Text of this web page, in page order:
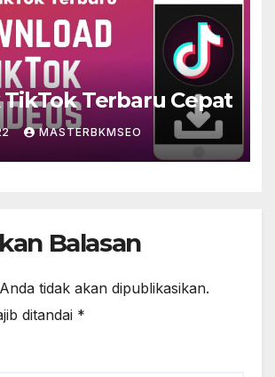
Terbaru Cepat
MASTERBKMSEO
Balasan
tidak akan dipublikasikan.
ditandai *